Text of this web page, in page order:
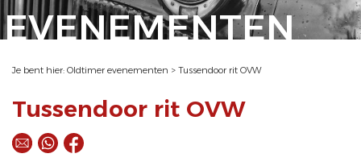
EVENEMENTEN
Je bent hier: Oldtimer evenementen > Tussendoor rit OVW
Tussendoor rit OVW